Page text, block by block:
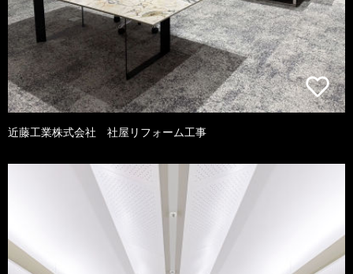
近藤工業株式会社 社屋リフォーム工事